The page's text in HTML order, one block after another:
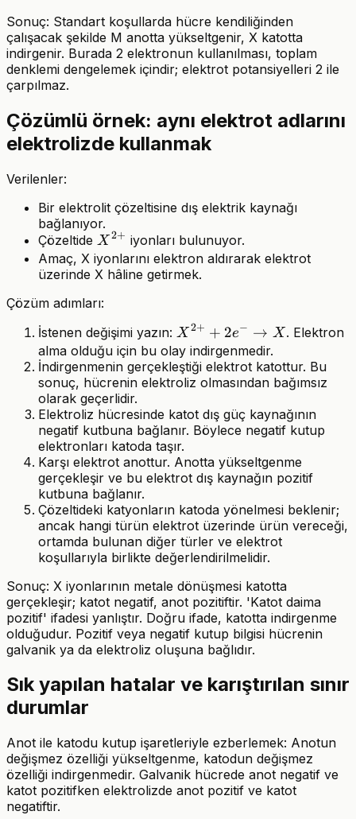
Sonuç: Standart koşullarda hücre kendiliğinden
çalışacak şekilde M anotta yükseltgenir, X katotta
indirgenir. Burada 2 elektronun kullanılması, toplam
denklemi dengelemek içindir; elektrot potansiyelleri 2 ile
çarpılmaz.
Çözümlü örnek: aynı elektrot adlarını
elektrolizde kullanmak
Verilenler:
Bir elektrolit çözeltisine dış elektrik kaynağı
bağlanıyor.
Çözeltide X^{2+}
X2+ iyonları bulunuyor.
Amaç, X iyonlarını elektron aldırarak elektrot
üzerinde X hâline getirmek.
Çözüm adımları:
İstenen değişimi yazın: X^{2+} +
2e^-
\rightarrow
X
X2+ + 2e− → X. Elektron
alma olduğu için bu olay indirgenmedir.
İndirgenmenin gerçekleştiği elektrot katottur. Bu
sonuç, hücrenin elektroliz olmasından bağımsız
olarak geçerlidir.
Elektroliz hücresinde katot dış güç kaynağının
negatif kutbuna bağlanır. Böylece negatif kutup
elektronları katoda taşır.
Karşı elektrot anottur. Anotta yükseltgenme
gerçekleşir ve bu elektrot dış kaynağın pozitif
kutbuna bağlanır.
Çözeltideki katyonların katoda yönelmesi beklenir;
ancak hangi türün elektrot üzerinde ürün vereceği,
ortamda bulunan diğer türler ve elektrot
koşullarıyla birlikte değerlendirilmelidir.
Sonuç: X iyonlarının metale dönüşmesi katotta
gerçekleşir; katot negatif, anot pozitiftir. 'Katot daima
pozitif' ifadesi yanlıştır. Doğru ifade, katotta indirgenme
olduğudur. Pozitif veya negatif kutup bilgisi hücrenin
galvanik ya da elektroliz oluşuna bağlıdır.
Sık yapılan hatalar ve karıştırılan sınır
durumlar
Anot ile katodu kutup işaretleriyle ezberlemek: Anotun
değişmez özelliği yükseltgenme, katodun değişmez
özelliği indirgenmedir. Galvanik hücrede anot negatif ve
katot pozitifken elektrolizde anot pozitif ve katot
negatiftir.